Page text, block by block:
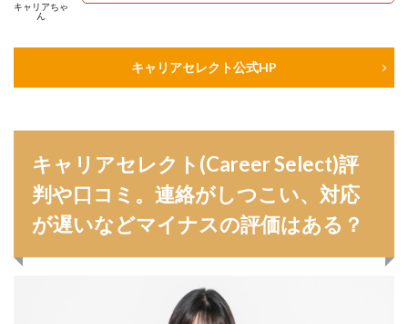
キャリアちゃ
ん
キャリアセレクト公式HP
キャリアセレクト(Career Select)評
判や口コミ。連絡がしつこい、対応
が遅いなどマイナスの評価はある？